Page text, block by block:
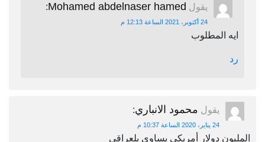
يقول Mohamed abdelnaser hamed
:
24 أكتوبر، 2021 الساعة 12:13 م
ايه المطلوب
رد
يقول محمود الانباري:
24 يناير، 2020 الساعة 10:37 م
المليون دولار أمريكي يساوي بلعراقي